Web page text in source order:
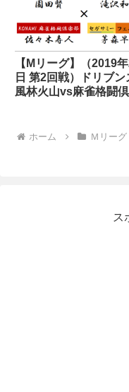
【Mリーグ】（2019
日 第2回戦）ドリブ
風林火山vs麻雀格闘
ホーム Ｍリーグ
ス